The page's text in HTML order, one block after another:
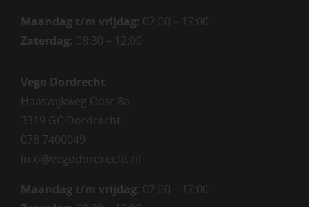
Maandag t/m vrijdag: 07:00 – 17:00
Zaterdag: 08:30 – 12:00
Vego Dordrecht
Haaswijkweg Oost 8a
3319 GC Dordrecht
078 7400049
info@vegodordrecht.nl
Maandag t/m vrijdag: 07:00 – 17:00